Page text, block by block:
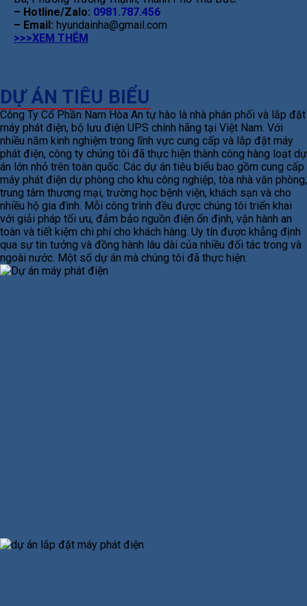
– Hotline/Zalo: 0981.787.456
– Email: hyundainha@gmail.com
>>>XEM THÊM
DỰ ÁN TIÊU BIỂU
Công Ty Cổ Phần Nam Hòa An tự hào là nhà phân phối và lắp đặt
máy phát điện, bộ lưu điện UPS chính hãng tại Việt Nam. Với
nhiều năm kinh nghiệm trong lĩnh vực cung cấp và lắp đặt máy
phát điện, công ty chúng tôi đã thực hiện thành công hàng loạt dự
án lớn nhỏ trên toàn quốc. Các dự án tiêu biểu bao gồm cung cấp
máy phát điện dự phòng cho khu công nghiệp, tòa nhà văn phòng,
trung tâm thương mại, trường học bệnh viện, khách sạn và cho
nhiều hộ gia đình. Mỗi công trình đều được chúng tôi triển khai
với giải pháp tối ưu, đảm bảo nguồn điện ổn định, vận hành an
toàn và tiết kiệm chi phí cho khách hàng. Uy tín được khẳng định
qua sự tin tưởng và đồng hành lâu dài của nhiều đối tác trong và
ngoài nước. Một số dự án mà chúng tôi đã thực hiện: